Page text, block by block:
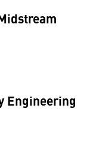
Engineering